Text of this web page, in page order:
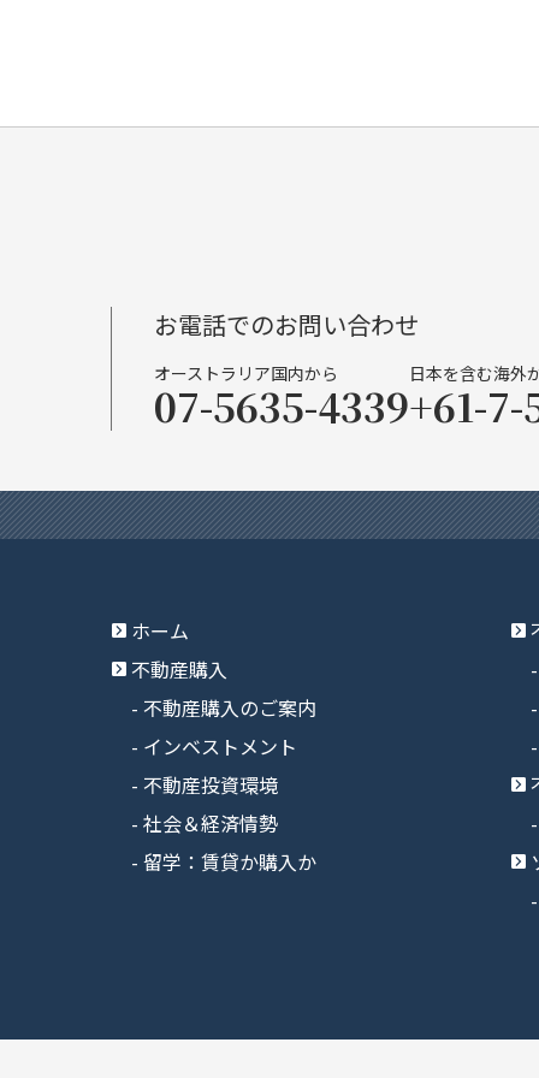
お電話でのお問い合わせ
オーストラリア国内から
07-5635-4339
日本を含む海外
+61-
ホーム
不動産購入
不動産購入のご案内
インベストメント
不動産投資環境
社会＆経済情勢
留学：賃貸か購入か